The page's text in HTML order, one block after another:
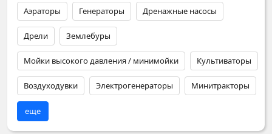
Аэраторы Генераторы Дренажные насосы
Дрели Землебуры
Мойки высокого давления / минимойки Культиваторы
Воздуходувки Электрогенераторы Минитракторы
еще